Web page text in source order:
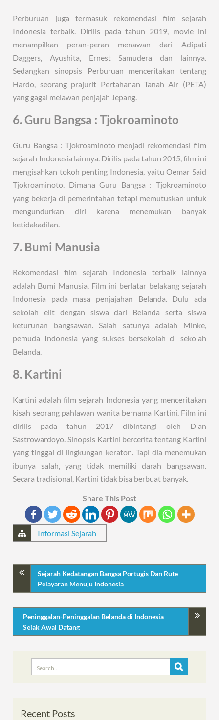
Perburuan juga termasuk rekomendasi film sejarah
Indonesia terbaik. Dirilis pada tahun 2019, movie ini
menampilkan peran-peran menawan dari Adipati
Daggers, Ayushita, Ernest Samudera dan lainnya.
Sedangkan sinopsis Perburuan menceritakan tentang
Hardo, seorang prajurit Pertahanan Tanah Air (PETA)
yang gagal melawan penjajah Jepang.
6. Guru Bangsa : Tjokroaminoto
Guru Bangsa : Tjokroaminoto menjadi rekomendasi film
sejarah Indonesia lainnya. Dirilis pada tahun 2015, film ini
mengisahkan tokoh penting Indonesia, yaitu Oemar Said
Tjokroaminoto. Dimana Guru Bangsa : Tjokroaminoto
yang bekerja di pemerintahan tetapi memutuskan untuk
mengundurkan diri karena menemukan banyak
ketidakadilan.
7. Bumi Manusia
Rekomendasi film sejarah Indonesia terbaik lainnya
adalah Bumi Manusia. Film ini berlatar belakang sejarah
Indonesia pada masa penjajahan Belanda. Dulu ada
sekolah elit dengan siswa dari Belanda serta siswa
keturunan bangsawan. Salah satunya adalah Minke,
pemuda Indonesia yang sukses bersekolah di sekolah
Belanda.
8. Kartini
Kartini adalah film sejarah Indonesia yang menceritakan
kisah seorang pahlawan wanita bernama Kartini. Film ini
dirilis pada tahun 2017 dibintangi oleh Dian
Sastrowardoyo. Sinopsis Kartini bercerita tentang Kartini
yang tinggal di lingkungan keraton. Tapi dia menemukan
ibunya salah, yang tidak memiliki darah bangsawan.
Secara tradisional, Kartini tidak bisa berbuat banyak.
Share This Post
Informasi Sejarah
Sejarah Kedatangan Bangsa Portugis Dan Rute
Pelayaran Menuju Indonesia
Peninggalan-Peninggalan Belanda di Indonesia
Sejak Awal Datang
Search
for:
Recent Posts